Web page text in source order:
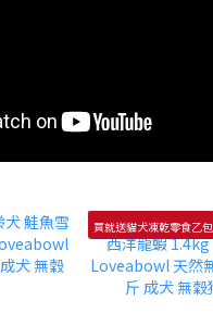
買就送貓犬凍乾零食乙包